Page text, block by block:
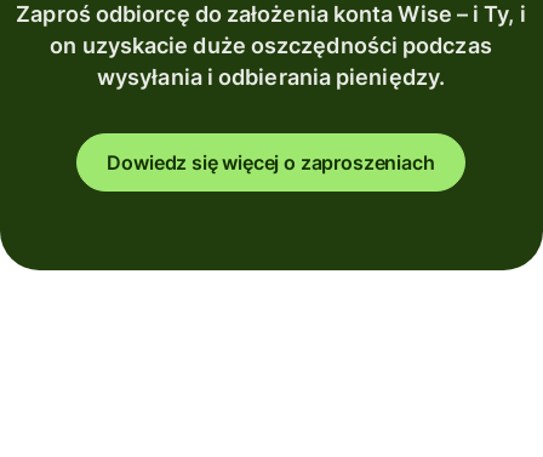
Zaproś odbiorcę do założenia konta Wise – i Ty, i
on uzyskacie duże oszczędności podczas
wysyłania i odbierania pieniędzy.
Dowiedz się więcej o zaproszeniach